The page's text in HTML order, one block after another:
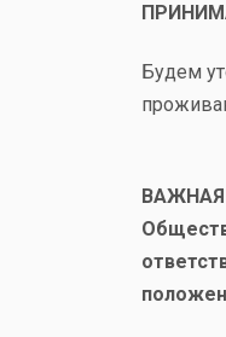
Будем